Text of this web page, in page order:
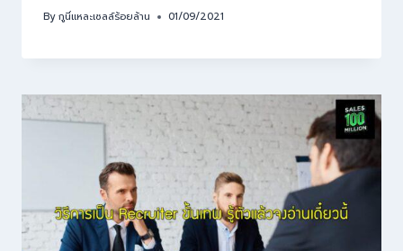
Byกูนี่แหละเซลล์ร้อยล้าน 01/09/2021